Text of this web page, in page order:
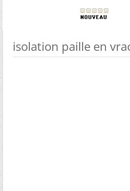
isolation paille en